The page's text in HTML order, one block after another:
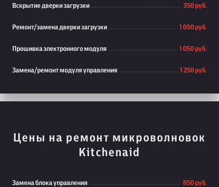
Вскрытие дверки загрузки 350 руб.
Ремонт/замена дверки загрузки 1 050 руб.
Прошивка электронного модуля 1 050 руб.
Замена/ремонт модуля управления 1 250 руб.
Цены на ремонт микроволновок
Kitchenaid
Замена блока управления 850 руб.